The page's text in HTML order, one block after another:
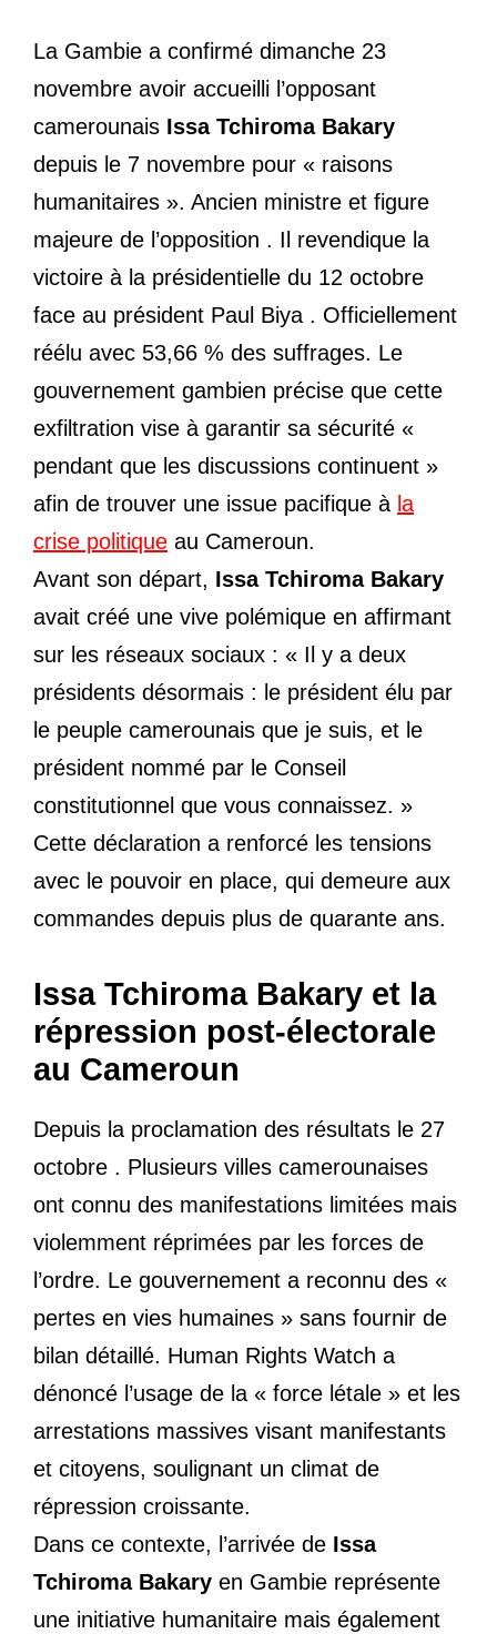
La Gambie a confirmé dimanche 23
novembre avoir accueilli l’opposant
camerounais Issa Tchiroma Bakary
depuis le 7 novembre pour « raisons
humanitaires ». Ancien ministre et figure
majeure de l’opposition . Il revendique la
victoire à la présidentielle du 12 octobre
face au président Paul Biya . Officiellement
réélu avec 53,66 % des suffrages. Le
gouvernement gambien précise que cette
exfiltration vise à garantir sa sécurité «
pendant que les discussions continuent »
afin de trouver une issue pacifique à la
crise politique au Cameroun.
Avant son départ, Issa Tchiroma Bakary
avait créé une vive polémique en affirmant
sur les réseaux sociaux : « Il y a deux
présidents désormais : le président élu par
le peuple camerounais que je suis, et le
président nommé par le Conseil
constitutionnel que vous connaissez. »
Cette déclaration a renforcé les tensions
avec le pouvoir en place, qui demeure aux
commandes depuis plus de quarante ans.
Issa Tchiroma Bakary et la
répression post-électorale
au Cameroun
Depuis la proclamation des résultats le 27
octobre . Plusieurs villes camerounaises
ont connu des manifestations limitées mais
violemment réprimées par les forces de
l’ordre. Le gouvernement a reconnu des «
pertes en vies humaines » sans fournir de
bilan détaillé. Human Rights Watch a
dénoncé l’usage de la « force létale » et les
arrestations massives visant manifestants
et citoyens, soulignant un climat de
répression croissante.
Dans ce contexte, l’arrivée de Issa
Tchiroma Bakary en Gambie représente
une initiative humanitaire mais également